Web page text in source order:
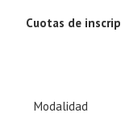
Cuotas de
Modalidad